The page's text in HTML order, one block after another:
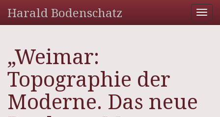
Harald Bodenschatz
„Weimar:
Topographie der
Moderne. Das neue